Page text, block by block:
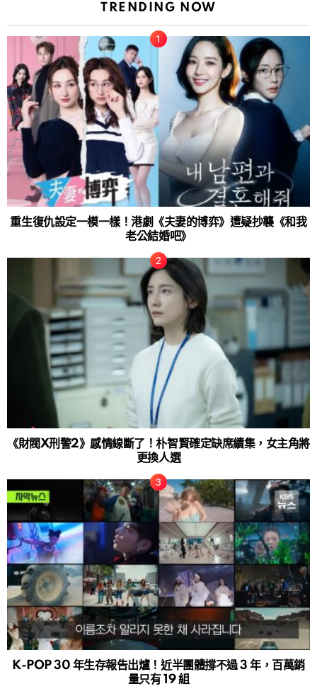
TRENDING NOW
重生復仇設定一模一樣！港劇《夫妻的博弈》遭疑抄襲《和我
老公結婚吧》
《財閥X刑警2》感情線斷了！朴智賢確定缺席續集，女主角將
更換人選
K-POP 30 年生存報告出爐！近半團體撐不過 3 年，百萬銷
量只有 19 組